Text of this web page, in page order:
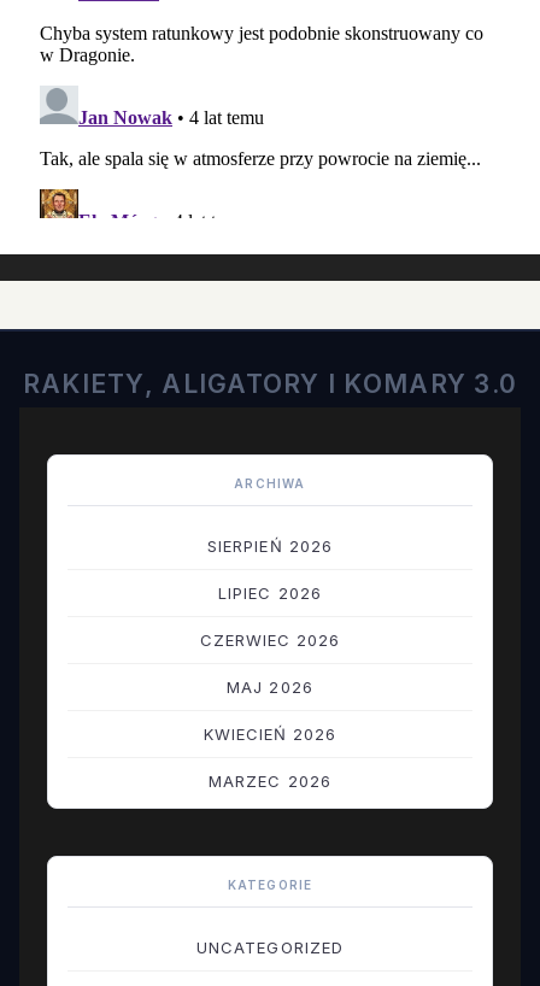
RAKIETY, ALIGATORY I KOMARY 3.0
ARCHIWA
SIERPIEŃ 2026
LIPIEC 2026
CZERWIEC 2026
MAJ 2026
KWIECIEŃ 2026
MARZEC 2026
STYCZEŃ 2026
KATEGORIE
UNCATEGORIZED